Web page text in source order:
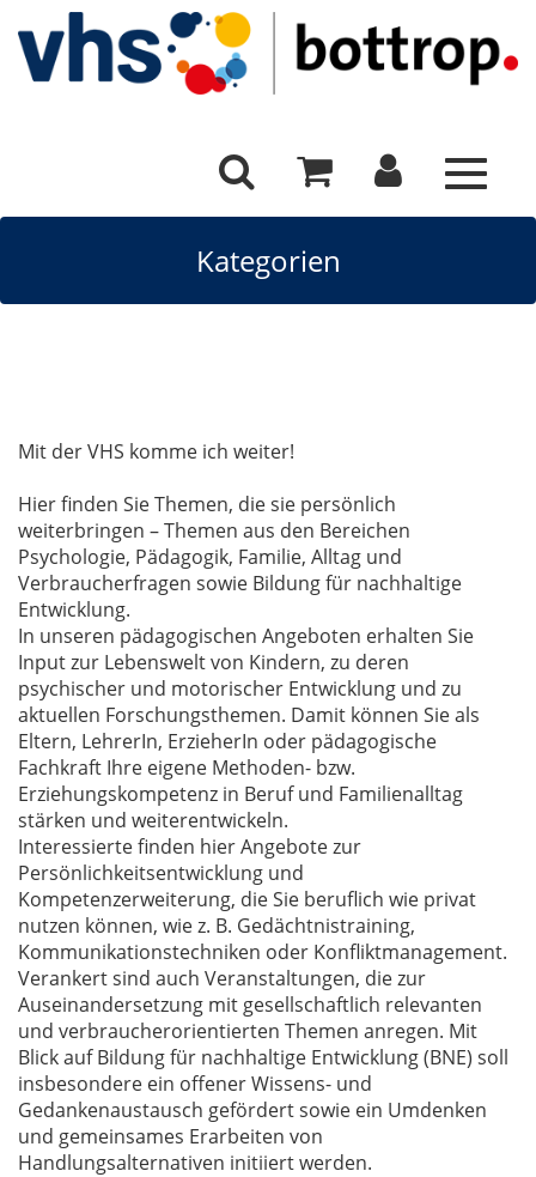
Toggle
Kategorien
Mit der VHS komme ich weiter!
Hier finden Sie Themen, die sie persönlich
weiterbringen – Themen aus den Bereichen
Psychologie, Pädagogik, Familie, Alltag und
Verbraucherfragen sowie Bildung für nachhaltige
Entwicklung.
In unseren pädagogischen Angeboten erhalten Sie
Input zur Lebenswelt von Kindern, zu deren
psychischer und motorischer Entwicklung und zu
aktuellen Forschungsthemen. Damit können Sie als
Eltern, LehrerIn, ErzieherIn oder pädagogische
Fachkraft Ihre eigene Methoden- bzw.
Erziehungskompetenz in Beruf und Familienalltag
stärken und weiterentwickeln.
Interessierte finden hier Angebote zur
Persönlichkeitsentwicklung und
Kompetenzerweiterung, die Sie beruflich wie privat
nutzen können, wie z. B. Gedächtnistraining,
Kommunikationstechniken oder Konfliktmanagement.
Verankert sind auch Veranstaltungen, die zur
Auseinandersetzung mit gesellschaftlich relevanten
und verbraucherorientierten Themen anregen. Mit
Blick auf Bildung für nachhaltige Entwicklung (BNE) soll
insbesondere ein offener Wissens- und
Gedankenaustausch gefördert sowie ein Umdenken
und gemeinsames Erarbeiten von
Handlungsalternativen initiiert werden.